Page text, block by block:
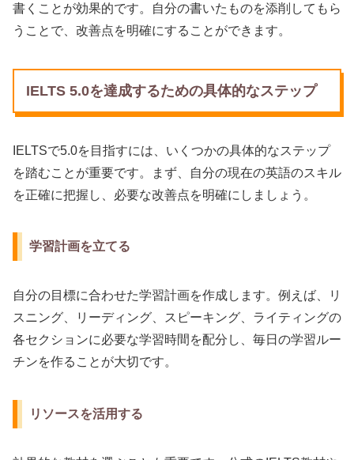
書くことが効果的です。自分の書いたものを添削してもら
うことで、改善点を明確にすることができます。
IELTS 5.0を達成するための具体的なステップ
IELTSで5.0を目指すには、いくつかの具体的なステップ
を踏むことが重要です。まず、自分の現在の英語のスキル
を正確に把握し、必要な改善点を明確にしましょう。
学習計画を立てる
自分の目標に合わせた学習計画を作成します。例えば、リ
スニング、リーディング、スピーキング、ライティングの
各セクションに必要な学習時間を配分し、毎日の学習ルー
チンを作ることが大切です。
リソースを活用する